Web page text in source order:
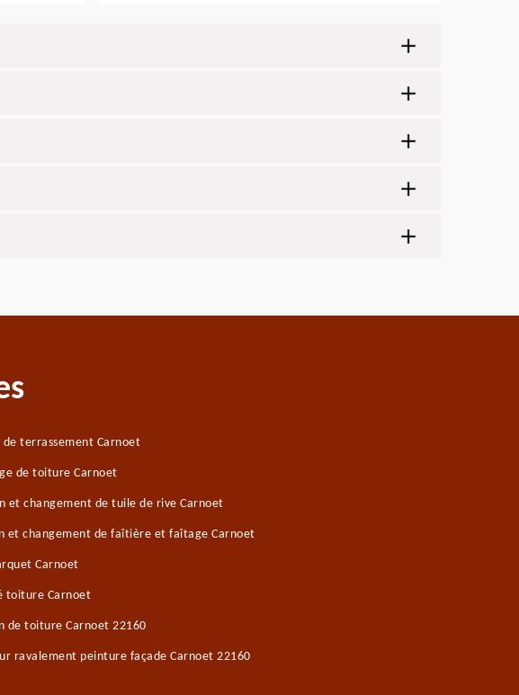
de terrassement Carnoet
de toiture Carnoet
et changement de tuile de rive Carnoet
et changement de faîtière et faîtage Carnoet
Carnoet
toiture Carnoet
de toiture Carnoet 22160
ravalement peinture façade Carnoet 22160